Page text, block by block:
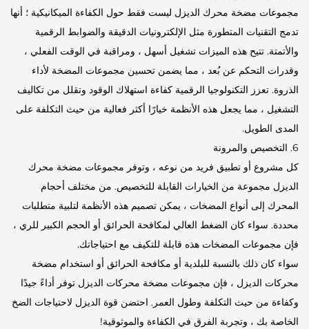
مجموعات مضخة محرك الديزل ليست فقط حول الكفاءة الميكانيكية ؛ أنها
تدمج التقنيات المتطورة مثل الإلكترونيات الدقيقة والضوابط الرقمية
والأتمتة. تتيح هذه الميزات تشغيل أسهل ، ومراقبة في الوقت الفعلي ،
وقدرات التحكم عن بُعد ، مما يضمن تحسين مجموعات المضخة لأداء
الذروة. تعزز التكنولوجيا الرقمية كفاءة استهلاك الوقود وتقلل من تكاليف
التشغيل ، مما يجعل هذه الأنظمة خيارًا أكثر فعالية من حيث التكلفة على
المدى الطويل.
6. التخصيص والمرونة
كل مشروع أو تطبيق فريد من نوعه ، وتوفر مجموعات مضخة محرك
الديزل مجموعة من الخيارات القابلة للتخصيص. من مختلف أحجام
المحرك إلى أنواع المضخات ، يمكن تصميم هذه الأنظمة لتلبية متطلبات
محددة. سواء كان الضغط العالي لمكافحة الحرائق أو الحجم الكبير للري ،
فإن مجموعات المضخات هذه قابلة للتكيف مع احتياجاتك.
سواء كان ذلك بالنسبة للبلدية أو مكافحة الحرائق أو استخدام مضخة
محركات الديزل ، فإن مجموعات مضخة محركات الديزل توفر أداءً جيدًا
وكفاءة من حيث التكلفة وطول العمر. احتضن قوة الديزل لاحتياجات الضخ
الخاصة بك ، وتجربة الفرق في الكفاءة والموثوقية!